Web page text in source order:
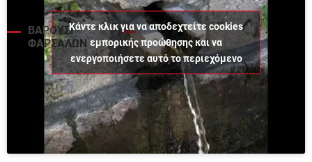
ΒΑΡΟΥΣΙ
ΦΑΡΣΑΛΩΝ
Κάντε κλικ για να αποδεχτείτε cookies
εμπορικής προώθησης και να
ενεργοποιήσετε αυτό το περιεχόμενο